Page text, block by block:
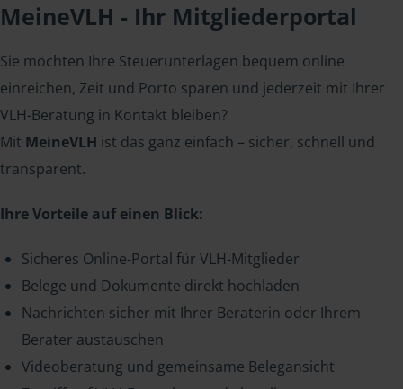
MeineVLH - Ihr Mitgliederportal
Sie möchten Ihre Steuerunterlagen bequem online
einreichen, Zeit und Porto sparen und jederzeit mit Ihrer
VLH-Beratung in Kontakt bleiben?
Mit MeineVLH ist das ganz einfach – sicher, schnell und
transparent.
Ihre Vorteile auf einen Blick:
Sicheres Online-Portal für VLH-Mitglieder
Belege und Dokumente direkt hochladen
Nachrichten sicher mit Ihrer Beraterin oder Ihrem
Berater austauschen
Videoberatung und gemeinsame Belegansicht